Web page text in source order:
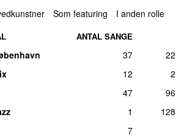
Som featuring I anden rolle
ANTAL SANGE
37 22
12 2
47 96
1 128
7